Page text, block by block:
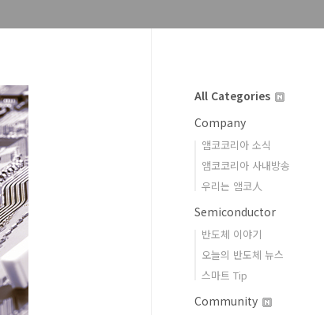
All Categories
Company
앰코코리아 소식
앰코코리아 사내방송
우리는 앰코人
Semiconductor
반도체 이야기
오늘의 반도체 뉴스
스마트 Tip
Community